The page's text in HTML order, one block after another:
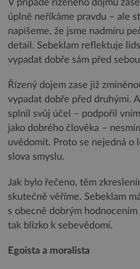
V případě řízeného dojmu
úplně neříkáme pravdu – ale
napíšeme, že jsme nadmíru
detail. Sebeklam reflektuje
vypadat dobře sám před
Řízený dojem zase již
vypadat dobře před druhými.
splnil svůj účel – podpořil
jako dobrého člověka –
uvědomit. Proto se nejedná o
slova smyslu.
Jak bylo řečeno, těm
skutečně věříme. Sebeklam
s obecně dobrým hodnocením
tak blízko k sebevědomí.
Egoista a moralista